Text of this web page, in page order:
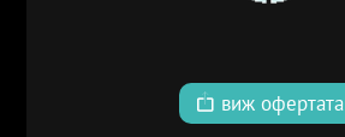
виж офертата